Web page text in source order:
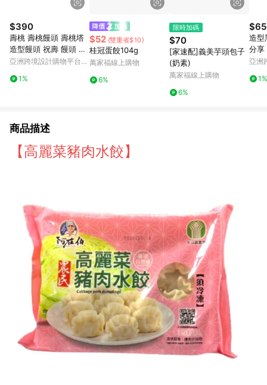
$390
壽桃 壽桃饅頭 壽桃塔
造型饅頭 祝壽 饅頭 拜
拜供佛 生日壽桃6入
亞洲跨境設計購物平台
1%
$52 (雙重省$10)
桂冠蛋餃104g
萬家福線上購物
6%
限時加碼
$70
[家速配]義美芋頭包子
(奶素)
萬家福線上購物
6%
造型
分享
亞洲
1%
商品描述
【高麗菜豬肉水餃】